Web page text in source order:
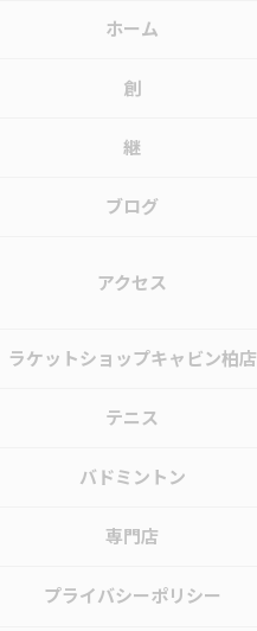
ホーム
創
継
ブログ
アクセス
ラケットショップキャビン柏店
テニス
バドミントン
専門店
プライバシーポリシー